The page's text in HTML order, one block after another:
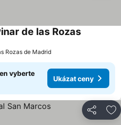
de las Rozas
Rozas de Madrid
vyberte
Ukázat ceny
Sdílet